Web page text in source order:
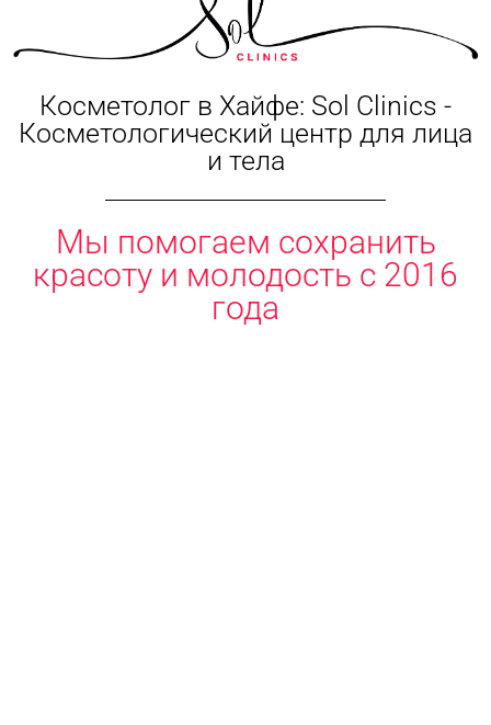
Косметолог в Хайфе: Sol Clinics -
Косметологический центр для лица
и тела
Мы помогаем сохранить
красоту и молодость с 2016
года